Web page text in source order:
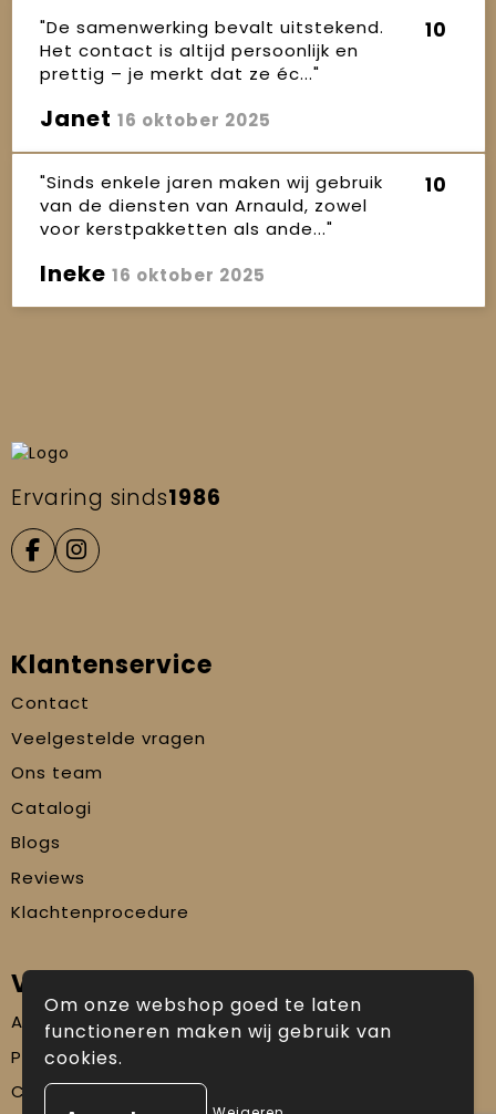
"De samenwerking bevalt uitstekend.
Het contact is altijd persoonlijk en
prettig – je merkt dat ze éc..."
10
Janet 16 oktober 2025
"Sinds enkele jaren maken wij gebruik
van de diensten van Arnauld, zowel
voor kerstpakketten als ande..."
10
Ineke 16 oktober 2025
Ervaring sinds1986
Klantenservice
Contact
Veelgestelde vragen
Ons team
Catalogi
Blogs
Reviews
Klachtenprocedure
Veilig winkelen
Algemene voorwaarden
Privacyverklaring
Cookiebeleid
Om onze webshop goed te laten
functioneren maken wij gebruik van
cookies.